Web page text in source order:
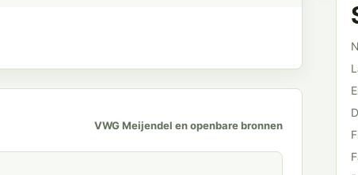
VWG Meijendel en openbare bronnen